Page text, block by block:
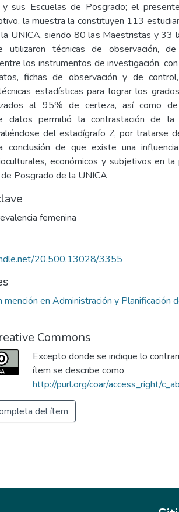
y sus Escuelas de Posgrado; el
la muestra la constituyen 113
UNICA, siendo 80 las Maestristas y 33
utilizaron técnicas de observación,
los instrumentos de investigación,
fichas de observación y de
estadísticas para lograr los
al 95% de certeza, así como
datos permitió la contrastación de
del estadígrafo Z, por tratarse
conclusión de que existe una
económicos y subjetivos en la
Posgrado de la UNICA
femenina
20.500.13028/3355
mención en Administración y Planificación
Commons
Excepto donde se indique lo
ítem se describe como
http://purl.org/coar/access_right/
del ítem